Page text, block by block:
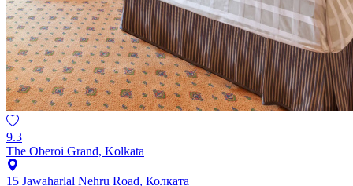
9.3
The Oberoi Grand, Kolkata
15 Jawaharlal Nehru Road, Колката